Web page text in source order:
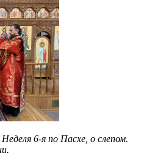
6-я по Пасхе, о слепом.